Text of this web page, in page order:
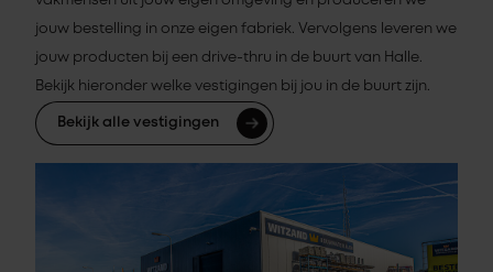
jouw bestelling in onze eigen fabriek. Vervolgens leveren we
jouw producten bij een drive-thru in de buurt van Halle.
Bekijk hieronder welke vestigingen bij jou in de buurt zijn.
Bekijk alle vestigingen